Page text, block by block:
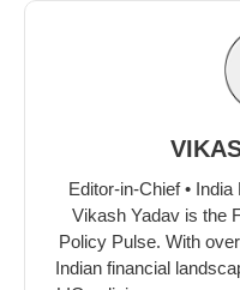
Editor-in-Chief •
Vikash Yadav is the
Policy Pulse. With
Indian financial